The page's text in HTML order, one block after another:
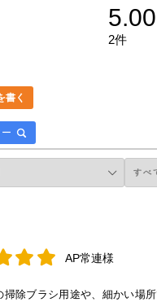
5.00
2件
書く
AP常連様
掃除ブラシ用途や、細かい場